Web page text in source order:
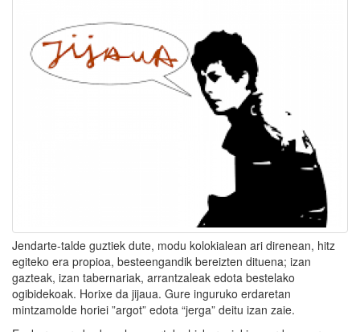
Jendarte-talde guztiek dute, modu kolokialean ari direnean, hitz
egiteko era propioa, besteengandik bereizten dituena; izan
gazteak, izan tabernariak, arrantzaleak edota bestelako
ogibidekoak. Horixe da jijaua. Gure inguruko erdaretan
mintzamolde horiei ”argot” edota “jerga” deitu izan zaie.